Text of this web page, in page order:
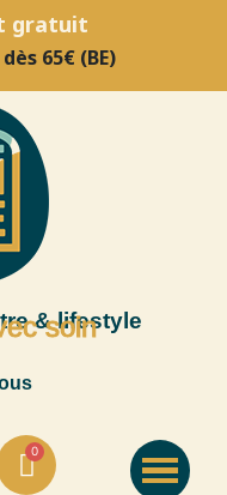
gratuit
65€ (BE)
& lifestyle
soin